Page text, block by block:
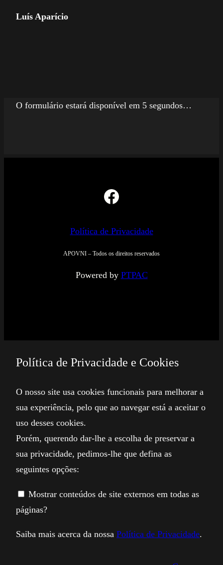
Luís Aparício
O formulário estará disponível em 5 segundos…
Facebook
Política de Privacidade
APOVNI – Todos os direitos reservados
Powered by PTPAC
Política de Privacidade e Cookies
O nosso site usa cookies funcionais para melhorar a
sua experiência, pelo que ao navegar está a aceitar o
uso desses cookies.
Porém, querendo dar-lhe a escolha de preservar a
sua privacidade, pedimos-lhe que defina as
seguintes opções:
Mostrar conteúdos de site externos em todas as
páginas?
Saiba mais acerca da nossa Política de Privacidade.